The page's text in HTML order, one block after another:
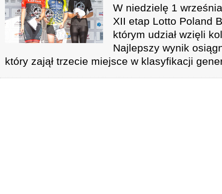
W niedzielę 1
XII etap Lotto Poland
którym udział wzięli
Najlepszy wynik
który zajął trzecie miejsce w klasyfikacji